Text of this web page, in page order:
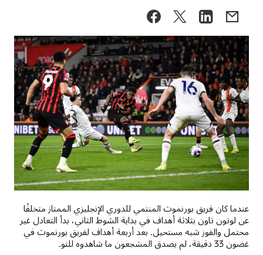
عندما كان فريق بورنموث المنتمي للدوري الإنجليزي الممتاز متخلفًا
عن لوتون تاون بثلاثة أهداف في بداية الشوط الثاني، بدأ التعادل غير
محتمل والفوز شبه مستحيل. بعد أربعة أهداف لفريق بورنموث في
غضون 33 دقيقة، لم يصدق المشجعون ما شاهدوه للتو.